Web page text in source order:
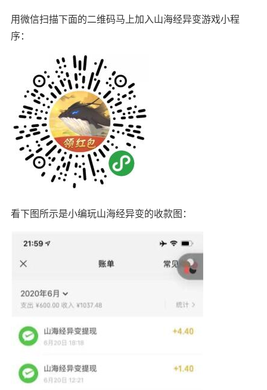
用微信扫描下面的二维码马上加入山海经异变游戏小程
序：
看下图所示是小编玩山海经异变的收款图：